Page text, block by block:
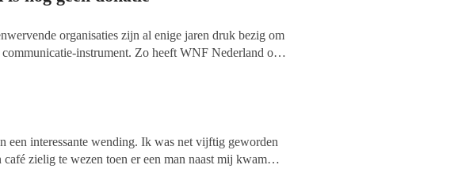
organisaties zijn al enige jaren druk bezig om
communicatie-instrument. Zo heeft WNF Nederland op
een interessante wending. Ik was net vijftig geworden
café zielig te wezen toen er een man naast mij kwam